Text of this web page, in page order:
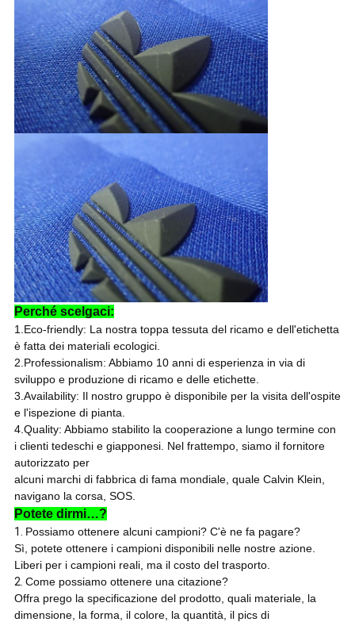
Perché scelgaci:
1.Eco-friendly: La nostra toppa tessuta del ricamo e dell'etichetta
è fatta dei materiali ecologici.
2.Professionalism: Abbiamo 10 anni di esperienza in via di
sviluppo e produzione di ricamo e delle etichette.
3.Availability: Il nostro gruppo è disponibile per la visita dell'ospite
e l'ispezione di pianta.
4.Quality: Abbiamo stabilito la cooperazione a lungo termine con
i clienti tedeschi e giapponesi. Nel frattempo, siamo il fornitore
autorizzato per
alcuni marchi di fabbrica di fama mondiale, quale Calvin Klein,
navigano la corsa, SOS.
Potete dirmi…?
1. Possiamo ottenere alcuni campioni? C'è ne fa pagare?
Sì, potete ottenere i campioni disponibili nelle nostre azione.
Liberi per i campioni reali, ma il costo del trasporto.
2. Come possiamo ottenere una citazione?
Offra prego la specificazione del prodotto, quali materiale, la
dimensione, la forma, il colore, la quantità, il pics di